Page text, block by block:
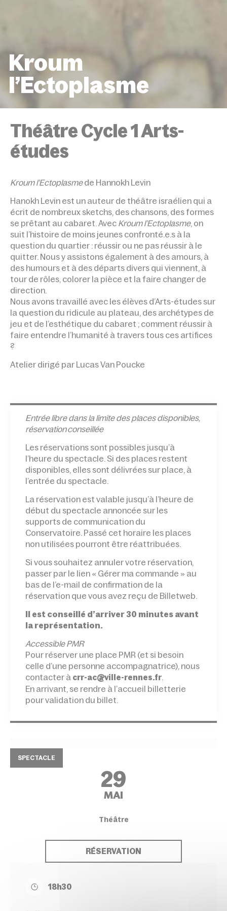
Kroum
l’Ectoplasme
Théâtre Cycle 1 Arts-
études
Kroum l’Ectoplasmede Hannokh Levin
Hanokh Levin est un auteur de théâtre israélien qui a
écrit de nombreux sketchs, des chansons, des formes
se prêtant au cabaret. Avec Kroum l’Ectoplasme, on
suit l’histoire de moins jeunes confronté.e.s à la
question du quartier : réussir ou ne pas réussir à le
quitter. Nous y assistons également à des amours, à
des humours et à des départs divers qui viennent, à
tour de rôles, colorer la pièce et la faire changer de
direction.
Nous avons travaillé avec les élèves d’Arts-études sur
la question du ridicule au plateau, des archétypes de
jeu et de l’esthétique du cabaret ; comment réussir à
faire entendre l’humanité à travers tous ces artifices
?
Atelier dirigé par Lucas Van Poucke
Entrée libre dans la limite des places disponibles,
réservation conseillée
Les réservations sont possibles jusqu’à
l’heure du spectacle. Si des places restent
disponibles, elles sont délivrées sur place, à
l’entrée du spectacle.
La réservation est valable jusqu’à l’heure de
début du spectacle annoncée sur les
supports de communication du
Conservatoire. Passé cet horaire les places
non utilisées pourront être réattribuées.
Si vous souhaitez annuler votre réservation,
passer par le lien « Gérer ma commande » au
bas de l’e-mail de confirmation de la
réservation que vous avez reçu de Billetweb.
Il est conseillé d’arriver 30 minutes avant
la représentation.
Accessible PMR
Pour réserver une place PMR (et si besoin
celle d’une personne accompagnatrice), nous
contacter à crr-ac@ville-rennes.fr
En arrivant, se rendre à l’accueil billetterie
pour validation du billet.
SPECTACLE
29
MAI
Théâtre
RÉSERVATION
18h30